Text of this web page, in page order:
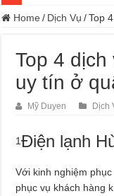
Home / Dịch Vụ / Top
Top 4 dịch
uy tín ở
Mỹ Duyen Dịch
1Điện lạnh
Với kinh nghiệm
phục vụ khách hàng